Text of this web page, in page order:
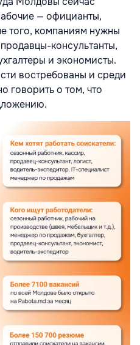
— официанты,
того, компаниям нужны
консультанты,
и экономисты.
востребованы и среди
говорить о том, что